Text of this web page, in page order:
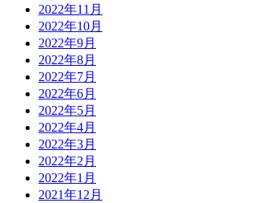
2022年11月
2022年10月
2022年9月
2022年8月
2022年7月
2022年6月
2022年5月
2022年4月
2022年3月
2022年2月
2022年1月
2021年12月